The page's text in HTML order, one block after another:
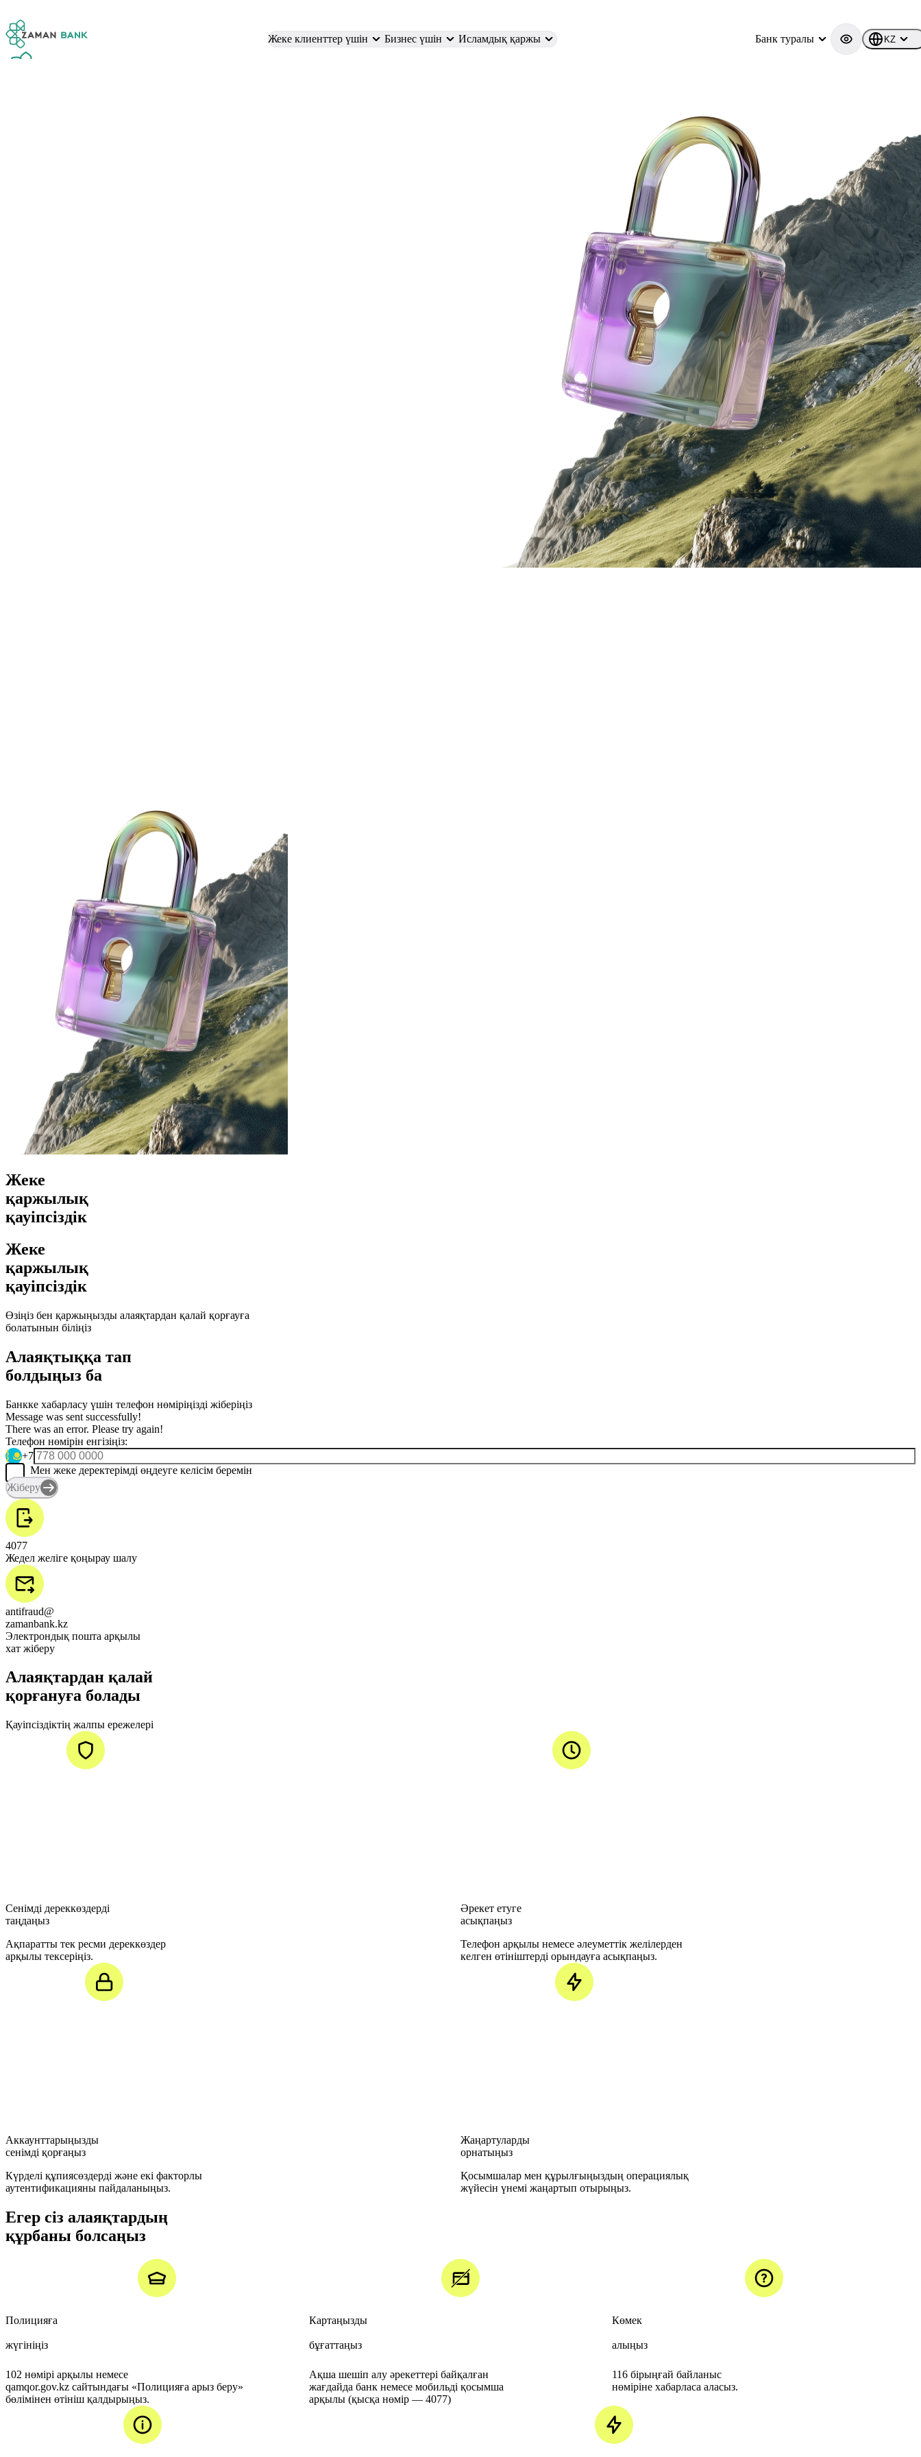
Жеке клиенттер үшін Бизнес үшін Исламдық қаржы Банк туралы KZ
Жеке
қаржылық
қауіпсіздік
Жеке
қаржылық
қауіпсіздік
Өзіңіз бен қаржыңызды алаяқтардан қалай қорғауға
болатынын біліңіз
Алаяқтыққа тап
болдыңыз ба
Банкке хабарласу үшін телефон нөміріңізді жіберіңіз
Message was sent successfully!
There was an error. Please try again!
Телефон нөмірін енгізіңіз:
+7
Мен жеке деректерімді өңдеуге келісім беремін
Жіберу
4077
Жедел желіге қоңырау шалу
antifraud@
zamanbank.kz
Электрондық пошта арқылы
хат жіберу
Алаяқтардан қалай
қорғануға болады
Қауіпсіздіктің жалпы ережелері
Сенімді дереккөздерді
таңдаңыз
Ақпаратты тек ресми дереккөздер
арқылы тексеріңіз.
Әрекет етуге
асықпаңыз
Телефон арқылы немесе әлеуметтік желілерден
келген өтініштерді орындауға асықпаңыз.
Аккаунттарыңызды
сенімді қорғаңыз
Күрделі құпиясөздерді және екі факторлы
аутентификацияны пайдаланыңыз.
Жаңартуларды
орнатыңыз
Қосымшалар мен құрылғыңыздың операциялық
жүйесін үнемі жаңартып отырыңыз.
Егер сіз алаяқтардың
құрбаны болсаңыз
Полицияға
жүгініңіз
102 нөмірі арқылы немесе
qamqor.gov.kz сайтындағы «Полицияға арыз беру»
бөлімінен өтініш қалдырыңыз.
Картаңызды
бұғаттаңыз
Ақша шешіп алу әрекеттері байқалған
жағдайда банк немесе мобильді қосымша
арқылы (қысқа нөмір — 4077)
Көмек
алыңыз
116 бірыңғай байланыс
нөміріне хабарласа аласыз.